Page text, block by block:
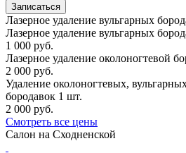
Записаться
Лазерное удаление вульгарных
Лазерное удаление вульгарных
1 000 руб.
Лазерное удаление околоногтевой
2 000 руб.
Удаление околоногтевых,
бородавок 1 шт.
2 000 руб.
Смотреть все цены
Салон на Сходненской